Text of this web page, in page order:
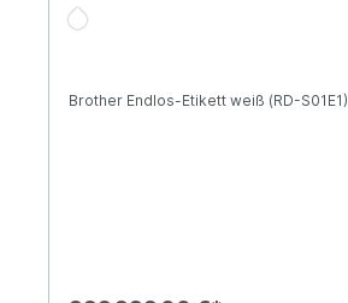
Brother Endlos-Etikett weiß (RD-S01E1)